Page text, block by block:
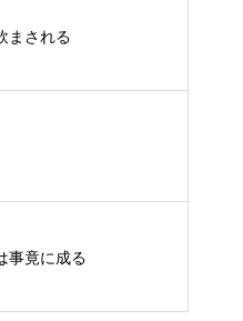
まされる
事竟に成る